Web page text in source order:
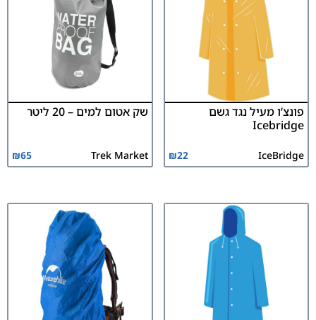
פונצ’ו מעיל נגד גשם
Icebridge
IceBridge
₪22
שק אטום למים – 20 ליטר
Trek Market
₪65